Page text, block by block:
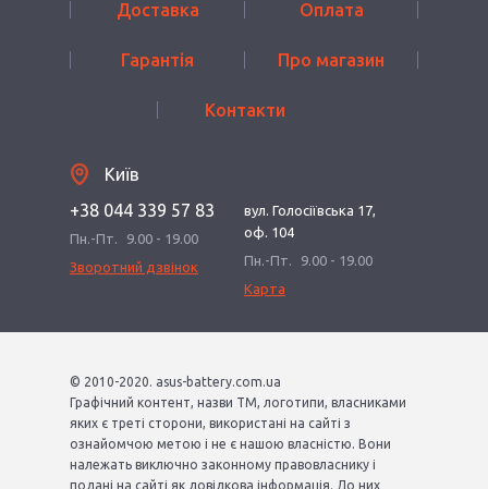
Доставка Оплата
Гарантія Про магазин
Контакти
Київ
+38 044 339 57 83
Пн.-Пт.
9.00 - 19.00
Зворотний дзвінок
вул. Голосіївська 17,
оф. 104
Пн.-Пт.
9.00 - 19.00
Карта
© 2010-2020. asus-battery.com.ua
Графічний контент, назви ТМ, логотипи, власниками
яких є треті сторони, використані на сайті з
ознайомчою метою і не є нашою власністю. Вони
належать виключно законному правовласнику і
подані на сайті як довідкова інформація. До них